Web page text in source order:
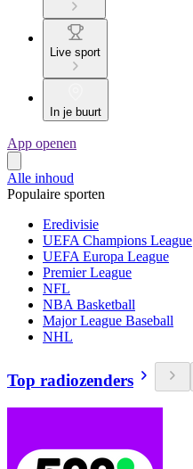
Live sport
In je buurt
App openen
Alle inhoud
Populaire sporten
Eredivisie
UEFA Champions League
UEFA Europa League
Premier League
NFL
NBA Basketball
Major League Baseball
NHL
Top radiozenders